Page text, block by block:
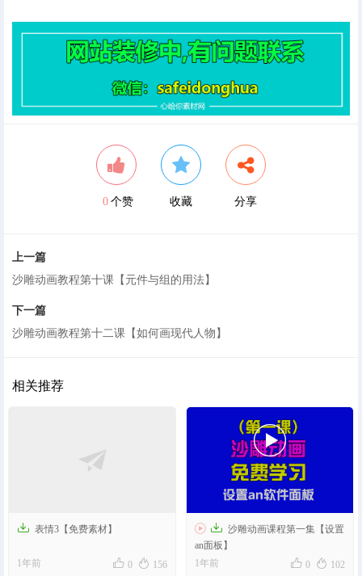
0 个赞 收藏 分享
上一篇
沙雕动画教程第十课【元件与组的用法】
下一篇
沙雕动画教程第十二课【如何画现代人物】
相关推荐
 表情3【免费素材】
1年前  0  156

  沙雕动画课程第一集【设置
an面板】
1年前
 0  102